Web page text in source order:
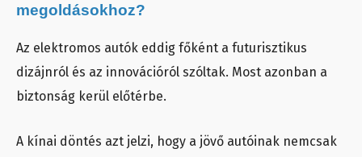
megoldásokhoz?
Az elektromos autók eddig főként a futurisztikus
dizájnról és az innovációról szóltak. Most azonban a
biztonság kerül előtérbe.
A kínai döntés azt jelzi, hogy a jövő autóinak nemcsak